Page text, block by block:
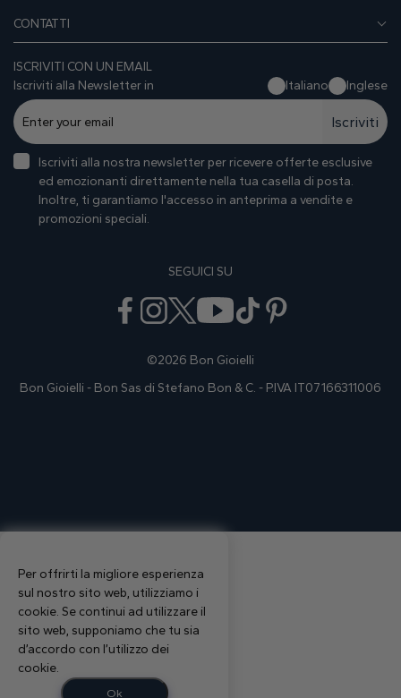
CONTATTI
ISCRIVITI CON UN EMAIL
Iscriviti alla Newsletter in
Italiano Inglese
Iscriviti
Iscriviti alla nostra newsletter per ricevere offerte esclusive
ed emozionanti direttamente nella tua casella di posta.
Inoltre, ti garantiamo I'accesso in anteprima a vendite e
promozioni speciali.
SEGUICI SU
©2026 Bon Gioielli
Bon Gioielli - Bon Sas di Stefano Bon & C. - P.IVA IT07166311006
Per offrirti la migliore esperienza
sul nostro sito web, utilizziamo i
cookie. Se continui ad utilizzare il
sito web, supponiamo che tu sia
d’accordo con l’utilizzo dei
cookie.
Ok